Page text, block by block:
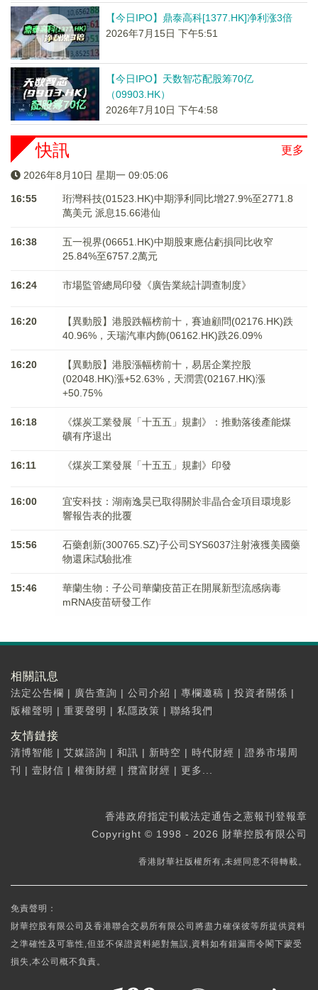
【今日IPO】鼎泰高科[1377.HK]净利涨3倍
2026年7月15日 下午5:51
【今日IPO】天数智芯配股筹70亿
（09903.HK）
2026年7月10日 下午4:58
更多
快訊
2026年8月10日 星期一 09:05:06
16:55
珩灣科技(01523.HK)中期淨利同比增27.9%至2771.8
萬美元 派息15.66港仙
16:38
五一視界(06651.HK)中期股東應佔虧損同比收窄
25.84%至6757.2萬元
16:24 市場監管總局印發《廣告業統計調查制度》
16:20
【異動股】港股跌幅榜前十，賽迪顧問(02176.HK)跌
40.96%，天瑞汽車内飾(06162.HK)跌26.09%
16:20
【異動股】港股漲幅榜前十，易居企業控股
(02048.HK)漲+52.63%，天潤雲(02167.HK)漲
+50.75%
16:18
《煤炭工業發展「十五五」規劃》：推動落後產能煤
礦有序退出
16:11 《煤炭工業發展「十五五」規劃》印發
16:00
宜安科技：湖南逸昊已取得關於非晶合金項目環境影
響報告表的批覆
15:56
石藥創新(300765.SZ)子公司SYS6037注射液獲美國藥
物還床試驗批准
15:46
華蘭生物：子公司華蘭疫苗正在開展新型流感病毒
mRNA疫苗研發工作
相關訊息
法定公告欄 | 廣告查詢 | 公司介紹 | 專欄邀稿 | 投資者關係 |
版權聲明 | 重要聲明 | 私隱政策 | 聯絡我們
友情鏈接
清博智能 | 艾媒諮詢 | 和訊 | 新時空 | 時代財經 | 證券市場周
刊
| 壹財信 | 權衡財經 | 攬富財經 | 更多...
香港政府指定刊載法定通告之憲報刊登報章
Copyright © 1998 - 2026 財華控股有限公司
香港財華社版權所有,未經同意不得轉載。
免責聲明：
財華控股有限公司及香港聯合交易所有限公司將盡力確保彼等所提供資料
之準確性及可靠性,但並不保證資料絕對無誤,資料如有錯漏而令閣下蒙受
損失,本公司概不負責。